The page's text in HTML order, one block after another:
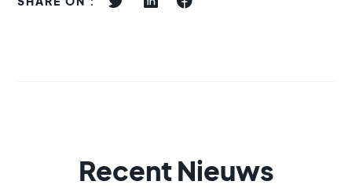
Recent Nieuws